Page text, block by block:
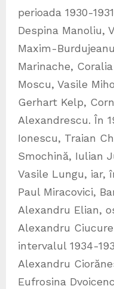
perioada 1930-
Despina Manoliu,
Maxim-
Marinache,
Moscu, Vasile
Gerhart Kelp,
Alexandrescu. În
Ionescu, Traian
Smochină, Iulian
Vasile Lungu, iar,
Paul Miracovici,
Alexandru Elian,
Alexandru
intervalul 1934-
Alexandru
Eufrosina